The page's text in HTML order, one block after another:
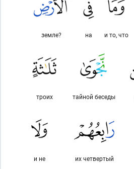
и то, что
на
земле?
тайной беседы
троих
их четвертый
и не